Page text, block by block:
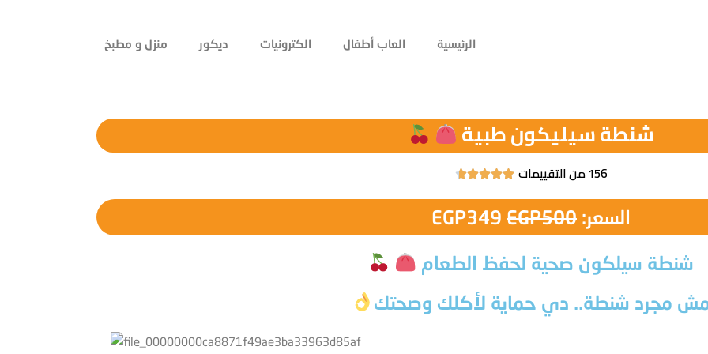
الرئيسية العاب أطفال الكترونيات ديكور منزل و مطبخ
شنطة سيليكون طبية
156 من التقييمات 




السعر: EGP500
EGP349
شنطة سيلكون صحية لحفظ الطعام
مجرد شنطة.. دي حماية لأكلك وصحتك